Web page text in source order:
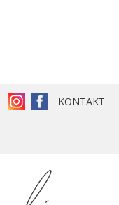
KONTAKT